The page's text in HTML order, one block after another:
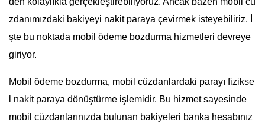
zdanımızdaki bakiyeyi nakit paraya çevirmek isteyebiliriz. İ
şte bu noktada mobil ödeme bozdurma hizmetleri devreye
giriyor.
Mobil ödeme bozdurma, mobil cüzdanlardaki parayı fizikse
l nakit paraya dönüştürme işlemidir. Bu hizmet sayesinde
mobil cüzdanlarınızda bulunan bakiyeleri banka hesabınız